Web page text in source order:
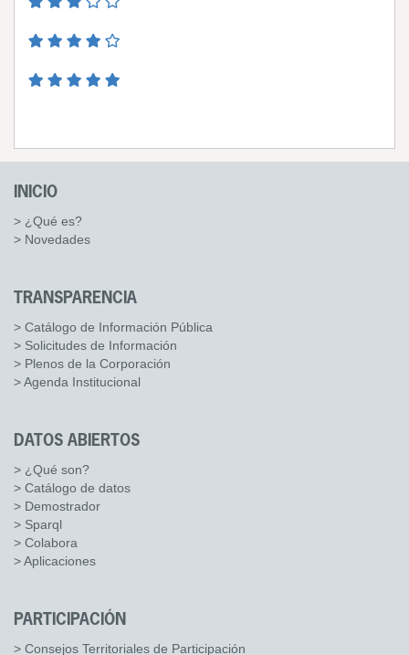
INICIO
> ¿Qué es?
> Novedades
TRANSPARENCIA
> Catálogo de Información Pública
> Solicitudes de Información
> Plenos de la Corporación
> Agenda Institucional
DATOS ABIERTOS
> ¿Qué son?
> Catálogo de datos
> Demostrador
> Sparql
> Colabora
> Aplicaciones
PARTICIPACIÓN
> Consejos Territoriales de Participación